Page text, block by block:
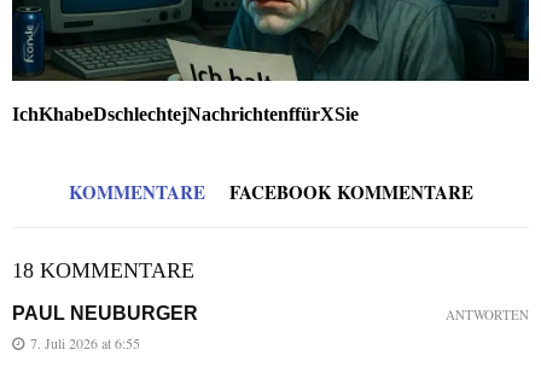
IchKhabeDschlechtejNachrichtenffürXSie
KOMMENTARE FACEBOOK KOMMENTARE
18 KOMMENTARE
PAUL NEUBURGER
7. Juli 2026 at 6:55
ANTWORTEN